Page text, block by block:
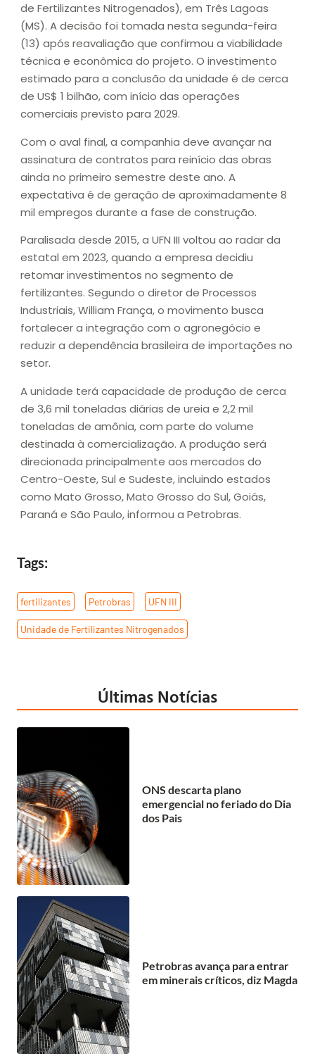
de Fertilizantes Nitrogenados), em Três Lagoas
(MS). A decisão foi tomada nesta segunda-feira
(13) após reavaliação que confirmou a viabilidade
técnica e econômica do projeto. O investimento
estimado para a conclusão da unidade é de cerca
de US$ 1 bilhão, com início das operações
comerciais previsto para 2029.
Com o aval final, a companhia deve avançar na
assinatura de contratos para reinício das obras
ainda no primeiro semestre deste ano. A
expectativa é de geração de aproximadamente 8
mil empregos durante a fase de construção.
Paralisada desde 2015, a UFN III voltou ao radar da
estatal em 2023, quando a empresa decidiu
retomar investimentos no segmento de
fertilizantes. Segundo o diretor de Processos
Industriais, William França, o movimento busca
fortalecer a integração com o agronegócio e
reduzir a dependência brasileira de importações no
setor.
A unidade terá capacidade de produção de cerca
de 3,6 mil toneladas diárias de ureia e 2,2 mil
toneladas de amônia, com parte do volume
destinada à comercialização. A produção será
direcionada principalmente aos mercados do
Centro-Oeste, Sul e Sudeste, incluindo estados
como Mato Grosso, Mato Grosso do Sul, Goiás,
Paraná e São Paulo, informou a Petrobras.
Tags:
fertilizantes Petrobras UFN III
Unidade de Fertilizantes Nitrogenados
Últimas Notícias
ONS descarta plano
emergencial no feriado do Dia
dos Pais
Petrobras avança para entrar
em minerais críticos, diz Magda